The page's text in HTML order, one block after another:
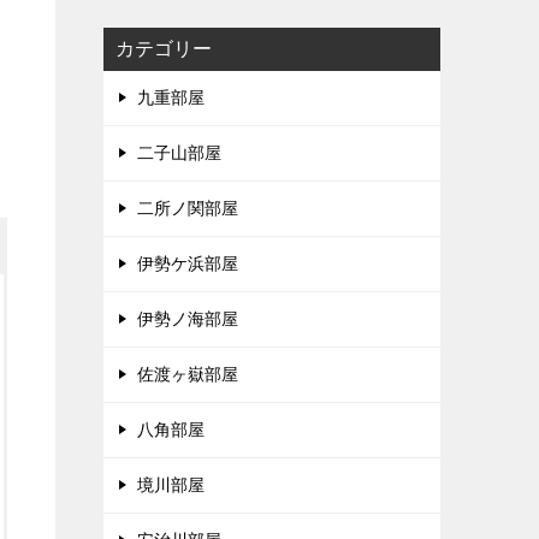
カテゴリー
九重部屋
二子山部屋
二所ノ関部屋
伊勢ケ浜部屋
伊勢ノ海部屋
佐渡ヶ嶽部屋
八角部屋
境川部屋